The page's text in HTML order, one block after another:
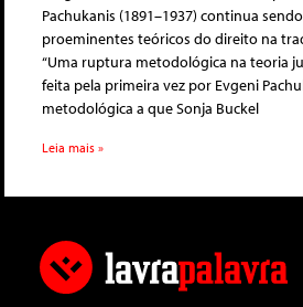
Pachukanis (1891–1937) continua
proeminentes teóricos do direito na
“Uma ruptura metodológica na teoria
feita pela primeira vez por Evgeni
metodológica a que Sonja Buckel
Leia mais »